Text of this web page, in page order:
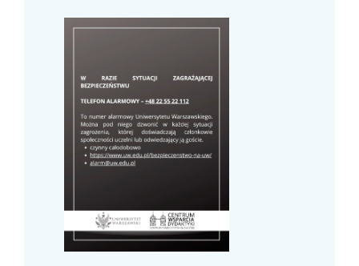
Erasmus+
Rada Samorządu Studentów
Biblioteka Wydziału